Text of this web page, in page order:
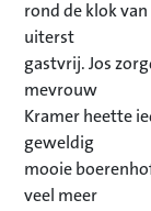
rond de klok
uiterst
gastvrij. Jos
mevrouw
Kramer heette
geweldig
mooie
veel meer